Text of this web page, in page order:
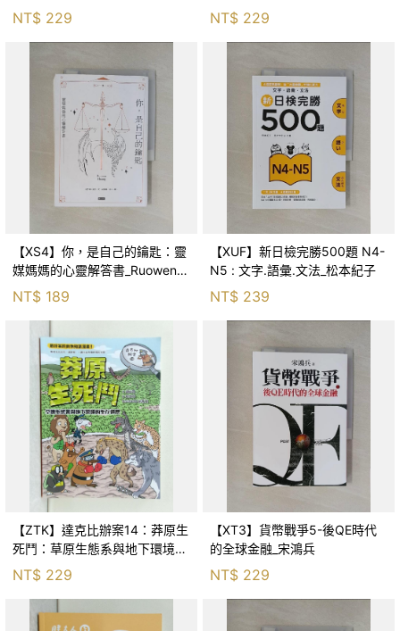
NT$ 229 NT$ 229
【XS4】你，是自己的鑰匙：靈
媒媽媽的心靈解答書_Ruowen
Huang
NT$ 189
【XUF】新日檢完勝500題 N4-
N5 : 文字.語彙.文法_松本紀子
NT$ 239
【ZTK】達克比辦案14：莽原生
死鬥：草原生態系與地下環境的
生存適應_柯智元
NT$ 229
【XT3】貨幣戰爭5-後QE時代
的全球金融_宋鴻兵
NT$ 229